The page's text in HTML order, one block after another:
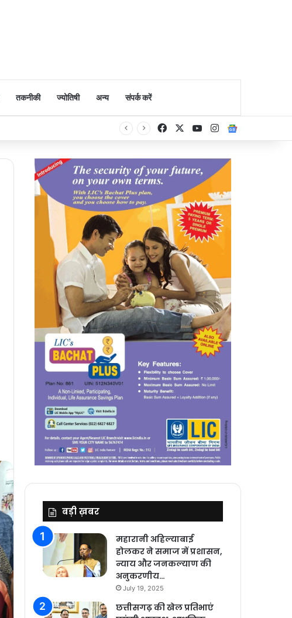
तकनीकी ज्योतिषी अन्य संपर्क करें
FacebookYouTubeInstagram
बड़ी ख़बर
महारानी अहिल्याबाई
होलकर ने समाज में प्रशासन,
न्याय और जनकल्याण की
अनुकरणीय…
July 19, 2025
छत्तीसगढ़ की खेल प्रतिभाएं